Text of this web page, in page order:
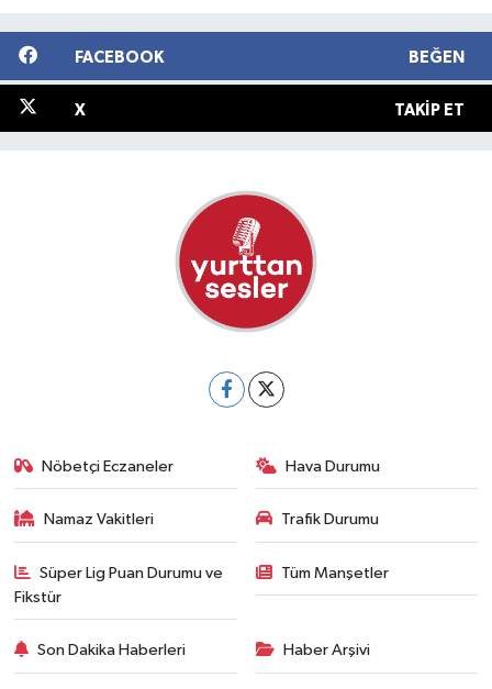
FACEBOOK BEĞEN
X TAKIP ET
Nöbetçi Eczaneler Hava Durumu
Namaz Vakitleri Trafik Durumu
Süper Lig Puan Durumu ve
Fikstür
Tüm Manşetler
Son Dakika Haberleri Haber Arşivi